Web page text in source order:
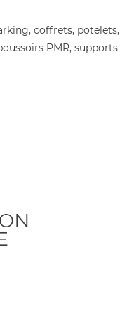
coffrets, potelets,
PMR, supports